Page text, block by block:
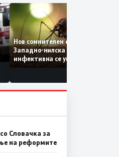
13:13
за
Нов сомнителен случај од
Западно-нилска треска, на
инфективна се уште има
пациенти во критична
Словачка за
на реформите